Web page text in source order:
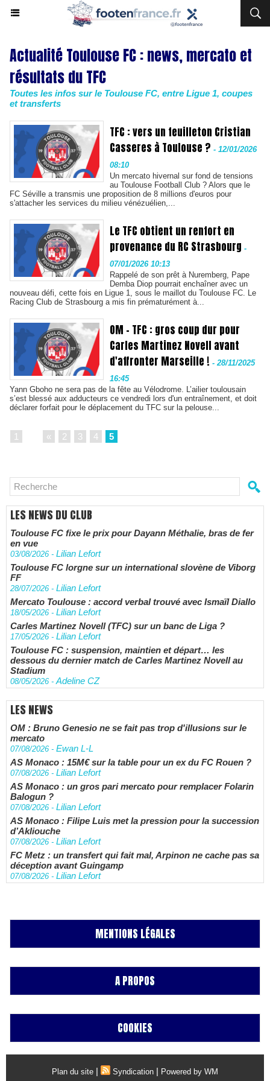
Actualité Toulouse FC : news, mercato et
résultats du TFC
Toutes les infos sur le Toulouse FC, entre Ligue 1, coupes
et transferts
TFC : vers un feuilleton Cristian
Casseres à Toulouse ? - 12/01/2026
08:10
Un mercato hivernal sur fond de tensions
au Toulouse Football Club ? Alors que le
FC Séville a transmis une proposition de 8 millions d'euros pour
s'attacher les services du milieu vénézuélien,...
Le TFC obtient un renfort en
provenance du RC Strasbourg -
07/01/2026 10:13
Rappelé de son prêt à Nuremberg, Pape
Demba Diop pourrait enchaîner avec un
nouveau défi, cette fois en Ligue 1, sous le maillot du Toulouse FC. Le
Racing Club de Strasbourg a mis fin prématurément à...
OM - TFC : gros coup dur pour
Carles Martinez Novell avant
d'affronter Marseille ! - 28/11/2025
16:45
Yann Gboho ne sera pas de la fête au Vélodrome. L’ailier toulousain
s’est blessé aux adducteurs ce vendredi lors d'un entraînement, et doit
déclarer forfait pour le déplacement du TFC sur la pelouse...
1 « 2 3 4 5
LES NEWS DU CLUB
Toulouse FC fixe le prix pour Dayann Méthalie, bras de fer
en vue
03/08/2026 - Lilian Lefort
Toulouse FC lorgne sur un international slovène de Viborg
FF
28/07/2026 - Lilian Lefort
Mercato Toulouse : accord verbal trouvé avec Ismaïl Diallo
18/05/2026 - Lilian Lefort
Carles Martinez Novell (TFC) sur un banc de Liga ?
17/05/2026 - Lilian Lefort
Toulouse FC : suspension, maintien et départ… les
dessous du dernier match de Carles Martinez Novell au
Stadium
08/05/2026 -Adeline CZ
LES NEWS
OM : Bruno Genesio ne se fait pas trop d'illusions sur le
mercato
07/08/2026 - Ewan L-L
AS Monaco : 15M€ sur la table pour un ex du FC Rouen ?
07/08/2026 - Lilian Lefort
AS Monaco : un gros pari mercato pour remplacer Folarin
Balogun ?
07/08/2026 - Lilian Lefort
AS Monaco : Filipe Luis met la pression pour la succession
d’Akliouche
07/08/2026 - Lilian Lefort
FC Metz : un transfert qui fait mal, Arpinon ne cache pas sa
déception avant Guingamp
07/08/2026 - Lilian Lefort
MENTIONS LÉGALES
A PROPOS
COOKIES
Plan du site | Syndication | Powered by WM